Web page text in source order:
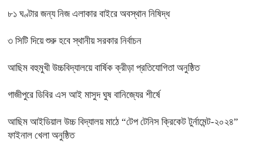
৮১ ঘণ্টার জন্য নিজ এলাকার বাইরে অবস্থান নিষিদ্ধ
৩ সিটি দিয়ে শুরু হবে স্থানীয় সরকার নির্বাচন
আছিম বহুমুখী উচ্চবিদ্যালয়ে বার্ষিক ক্রীড়া প্রতিযোগিতা অনুষ্ঠিত
গাজীপুরে ডিবির এস আই মাসুদ ঘুষ বানিজ্যের শীর্ষে
আছিম আইডিয়াল উচ্চ বিদ্যালয় মাঠে “টেপ টেনিস ক্রিকেট টুর্নামেন্ট-২০২৪”
ফাইনাল খেলা অনুষ্ঠিত